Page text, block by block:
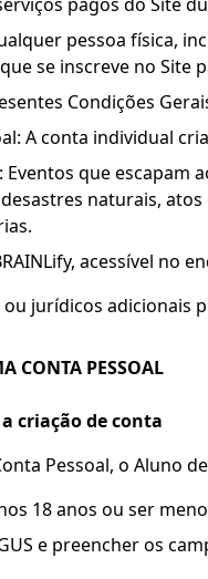
pessoa física,
se inscreve no Site
Condições
A conta individual
Eventos que escapam
naturais,
acessível no
jurídicos adicionais
CONTA PESSOAL
criação de conta
Pessoal, o Aluno
18 anos ou ser
e preencher os